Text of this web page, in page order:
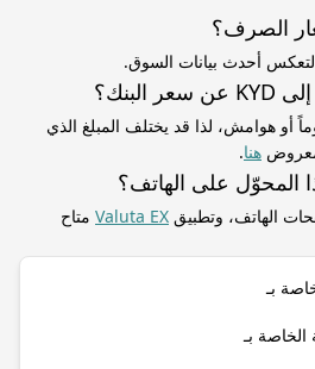
الصرف؟
أحدث بيانات السوق.
أو هوامش، لذا قد يختلف المبلغ الذي
هنا.
المحوّل على الهاتف؟
الهاتف، وتطبيق Valuta EX متاح
بـ
بـ